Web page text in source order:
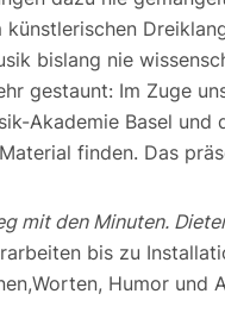
künstlerischen
bislang nie
gestaunt: Im Zuge
Akademie Basel
finden. Das
mit den Minuten.
bis zu
Humor und